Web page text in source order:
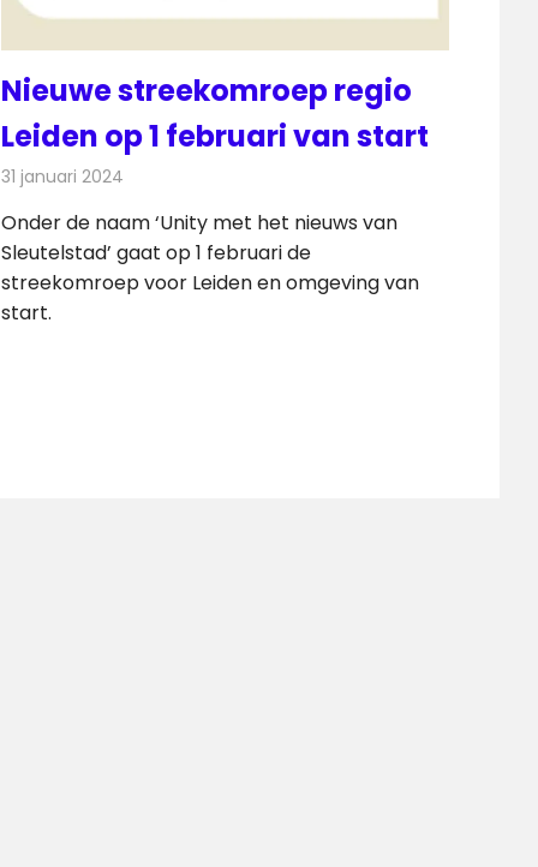
Nieuwe streekomroep regio
Leiden op 1 februari van start
31 januari 2024
Onder de naam ‘Unity met het nieuws van
Sleutelstad’ gaat op 1 februari de
streekomroep voor Leiden en omgeving van
start.